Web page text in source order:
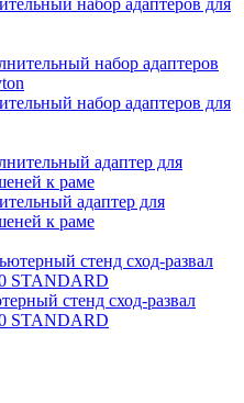
набор адаптеров для
набор адаптеров для
адаптер для
к раме
стенд сход-развал
STANDARD